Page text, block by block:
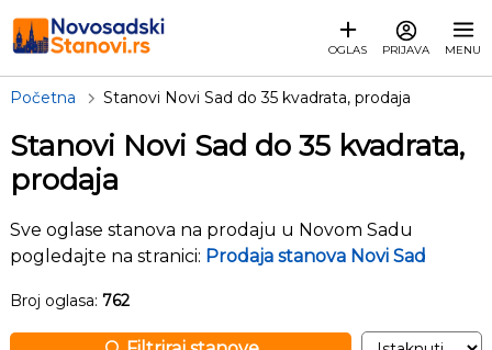
OGLAS PRIJAVA MENU
Početna Stanovi Novi Sad do 35 kvadrata, prodaja
Stanovi Novi Sad do 35 kvadrata,
prodaja
Sve oglase stanova na prodaju u Novom Sadu
pogledajte na stranici: Prodaja stanova Novi Sad
Broj oglasa: 762